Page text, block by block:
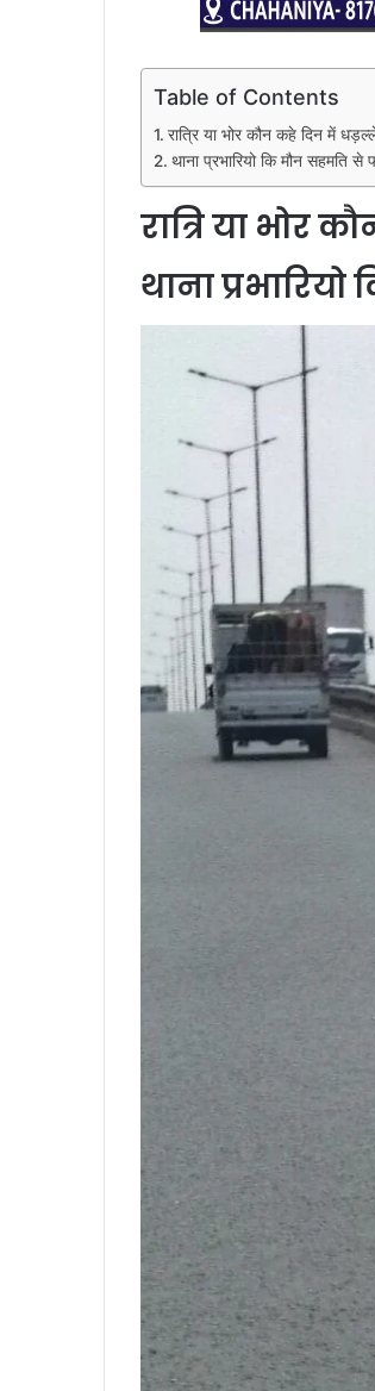
Table of Contents
रात्रि या भोर कौन कहे दिन में
थाना प्रभारियो कि मौन सहमति
रात्रि या भोर
थाना